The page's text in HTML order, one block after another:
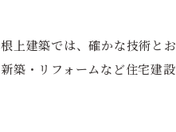
根上建築では、確かな技術と
新築・リフォームなど住宅建